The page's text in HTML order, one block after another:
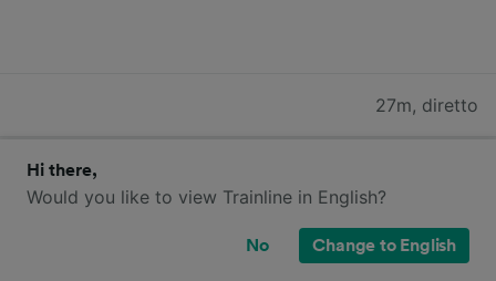
27m, diretto
Cerca tutti gli orari e i prezzi per oggi
Hi there,
Would you like to view Trainline in English?
No Change to English